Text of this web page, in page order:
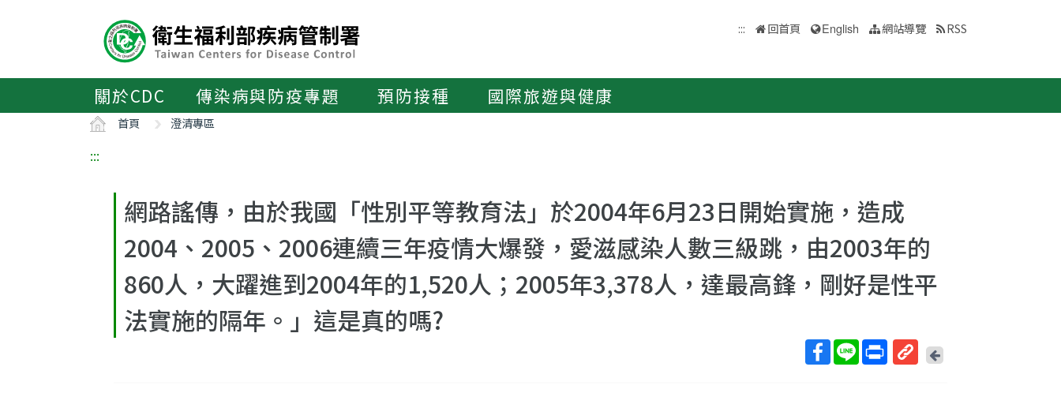
區
::: 回首頁 English 網站導覽 RSS
關於CDC 傳染病與防疫專題 預防接種 國際旅遊與健康
首頁 澄清專區
:::
網路謠傳，由於我國「性別平等教育法」於2004年6月23日開始實施，造成
2004、2005、2006連續三年疫情大爆發，愛滋感染人數三級跳，由2003年的
860人，大躍進到2004年的1,520人；2005年3,378人，達最高鋒，剛好是性平
法實施的隔年。」這是真的嗎?
回
上